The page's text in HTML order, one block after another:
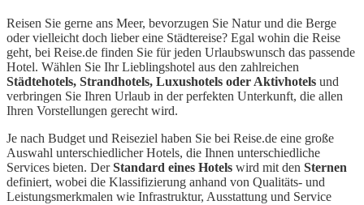
Reisen Sie gerne ans Meer, bevorzugen Sie Natur und die Berge
oder vielleicht doch lieber eine Städtereise? Egal wohin die Reise
geht, bei Reise.de finden Sie für jeden Urlaubswunsch das passende
Hotel. Wählen Sie Ihr Lieblingshotel aus den zahlreichen
Städtehotels, Strandhotels, Luxushotels oder Aktivhotels und
verbringen Sie Ihren Urlaub in der perfekten Unterkunft, die allen
Ihren Vorstellungen gerecht wird.
Je nach Budget und Reiseziel haben Sie bei Reise.de eine große
Auswahl unterschiedlicher Hotels, die Ihnen unterschiedliche
Services bieten. DerStandard eines Hotels wird mit den Sternen
definiert, wobei die Klassifizierung anhand von Qualitäts- und
Leistungsmerkmalen wie Infrastruktur, Ausstattung und Service